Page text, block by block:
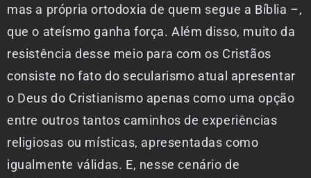
mas a própria ortodoxia de quem segue a Bíblia –,
que o ateísmo ganha força. Além disso, muito da
resistência desse meio para com os Cristãos
consiste no fato do secularismo atual apresentar
o Deus do Cristianismo apenas como uma opção
entre outros tantos caminhos de experiências
religiosas ou místicas, apresentadas como
igualmente válidas. E, nesse cenário de